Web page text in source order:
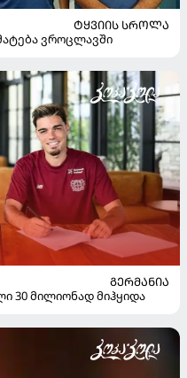
ᲢᲧᲕᲘᲘᲡ ᲡᲠᲝᲚᲐ
ვროცლავში
ᲒᲔᲠᲛᲐᲜᲘᲐ
30 მილიონად მიჰყიდა